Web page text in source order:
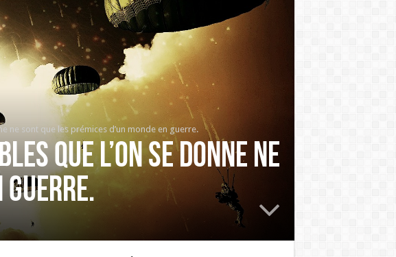
ne sont que les prémices d’un monde en guerre.
que l’on se donne ne
guerre.